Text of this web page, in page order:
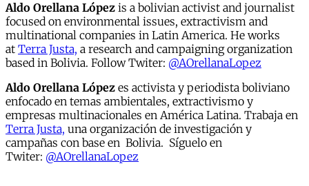
Aldo Orellana López is a bolivian activist and journalist
focused on environmental issues, extractivism and
multinational companies in Latin America. He works
at Terra Justa, a research and campaigning organization
based in Bolivia. Follow Twiter: @AOrellanaLopez
Aldo Orellana López es activista y periodista boliviano
enfocado en temas ambientales, extractivismo y
empresas multinacionales en América Latina. Trabaja en
Terra Justa, una organización de investigación y
campañas con base en Bolivia. Síguelo en
Twiter: @AOrellanaLopez